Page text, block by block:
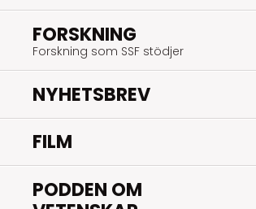
FORSKNING
Forskning som SSF stödjer
NYHETSBREV
FILM
PODDEN OM